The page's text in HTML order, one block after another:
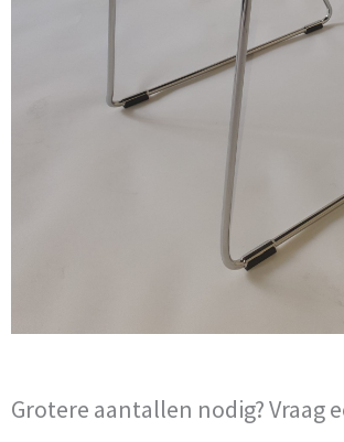
Grotere aantallen nodig? Vraag